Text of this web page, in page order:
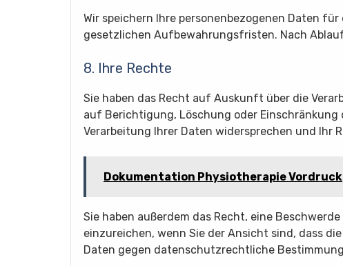
Wir speichern Ihre personenbezogenen Daten
gesetzlichen Aufbewahrungsfristen. Nach
8. Ihre Rechte
Sie haben das Recht auf Auskunft über die
auf Berichtigung, Löschung oder Einschränkung
Verarbeitung Ihrer Daten widersprechen und Ihr
Dokumentation Physiotherapie Vordruck
Sie haben außerdem das Recht, eine
einzureichen, wenn Sie der Ansicht sind, dass
Daten gegen datenschutzrechtliche